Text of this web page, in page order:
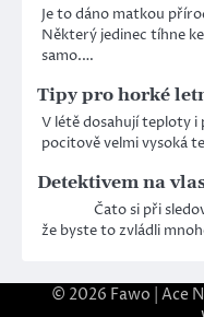
Je to dáno matkou
Některý jedinec tíhne
samo.…
Tipy pro horké
V létě dosahují teploty
pocitově velmi vysoká
Detektivem na
Čato si při
že byste to zvládli
© 2026 Fawo | Ace